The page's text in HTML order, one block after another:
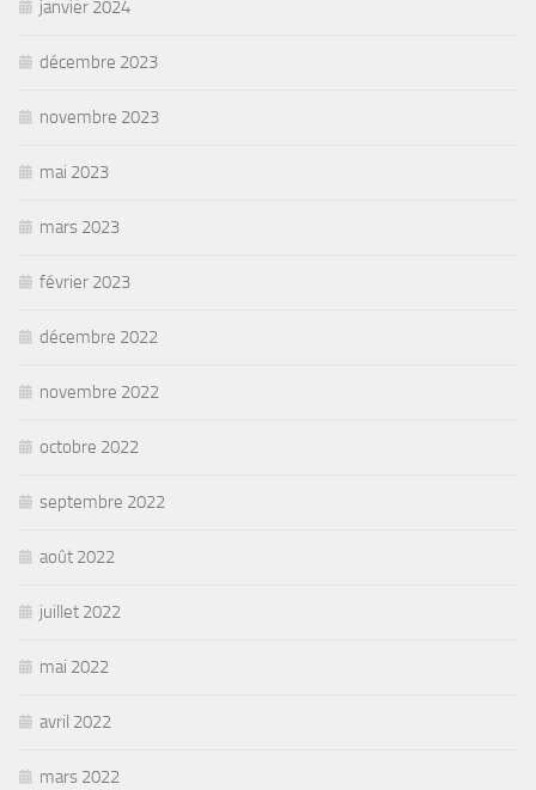
janvier 2024
décembre 2023
novembre 2023
mai 2023
mars 2023
février 2023
décembre 2022
novembre 2022
octobre 2022
septembre 2022
août 2022
juillet 2022
mai 2022
avril 2022
mars 2022